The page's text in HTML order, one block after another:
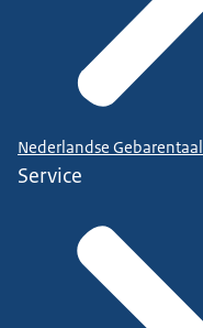
Nederlandse Gebarentaal
Service